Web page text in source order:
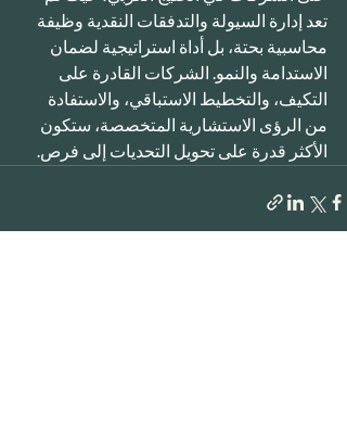
تعد إدارة السيولة والتدفقات النقدية وظيفة
محاسبية بحتة، بل أداة استراتيجية لضمان
الاستدامة والنمو. الشركات القادرة على
التكيف، والتخطيط الاستباقي، والاستفادة
من الرؤى الاستشارية المتخصصة، ستكون
الأكثر قدرة على تحويل التحديات إلى فرص.